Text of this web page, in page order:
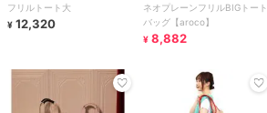
ト
フリルトート大
¥ 12,320
ネオプレーンフリルBIGトート
バッグ【aroco】
¥ 8,882